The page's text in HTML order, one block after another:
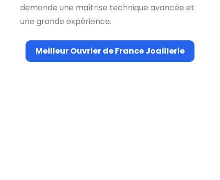
demande une maîtrise technique avancée et
une grande expérience.
Meilleur Ouvrier de France Joaillerie